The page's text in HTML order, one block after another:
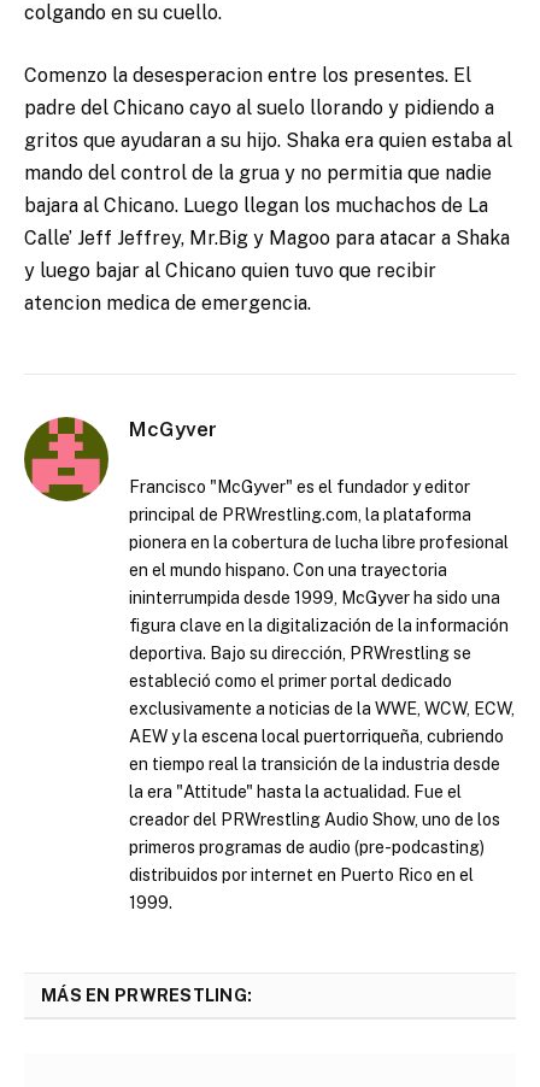
colgando en su cuello.
Comenzo la desesperacion entre los presentes. El
padre del Chicano cayo al suelo llorando y pidiendo a
gritos que ayudaran a su hijo. Shaka era quien estaba al
mando del control de la grua y no permitia que nadie
bajara al Chicano. Luego llegan los muchachos de La
Calle’ Jeff Jeffrey, Mr.Big y Magoo para atacar a Shaka
y luego bajar al Chicano quien tuvo que recibir
atencion medica de emergencia.
McGyver
Francisco "McGyver" es el fundador y editor
principal de PRWrestling.com, la plataforma
pionera en la cobertura de lucha libre profesional
en el mundo hispano. Con una trayectoria
ininterrumpida desde 1999, McGyver ha sido una
figura clave en la digitalización de la información
deportiva. Bajo su dirección, PRWrestling se
estableció como el primer portal dedicado
exclusivamente a noticias de la WWE, WCW, ECW,
AEW y la escena local puertorriqueña, cubriendo
en tiempo real la transición de la industria desde
la era "Attitude" hasta la actualidad. Fue el
creador del PRWrestling Audio Show, uno de los
primeros programas de audio (pre-podcasting)
distribuidos por internet en Puerto Rico en el
1999.
MÁS EN PRWRESTLING: